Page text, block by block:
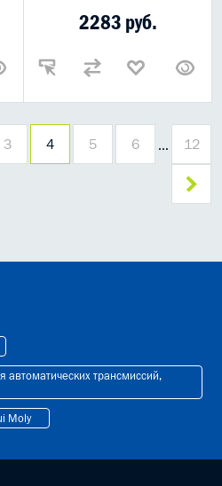
2283 руб.
3 4 5 6 12
автоматических трансмиссий,
Moly